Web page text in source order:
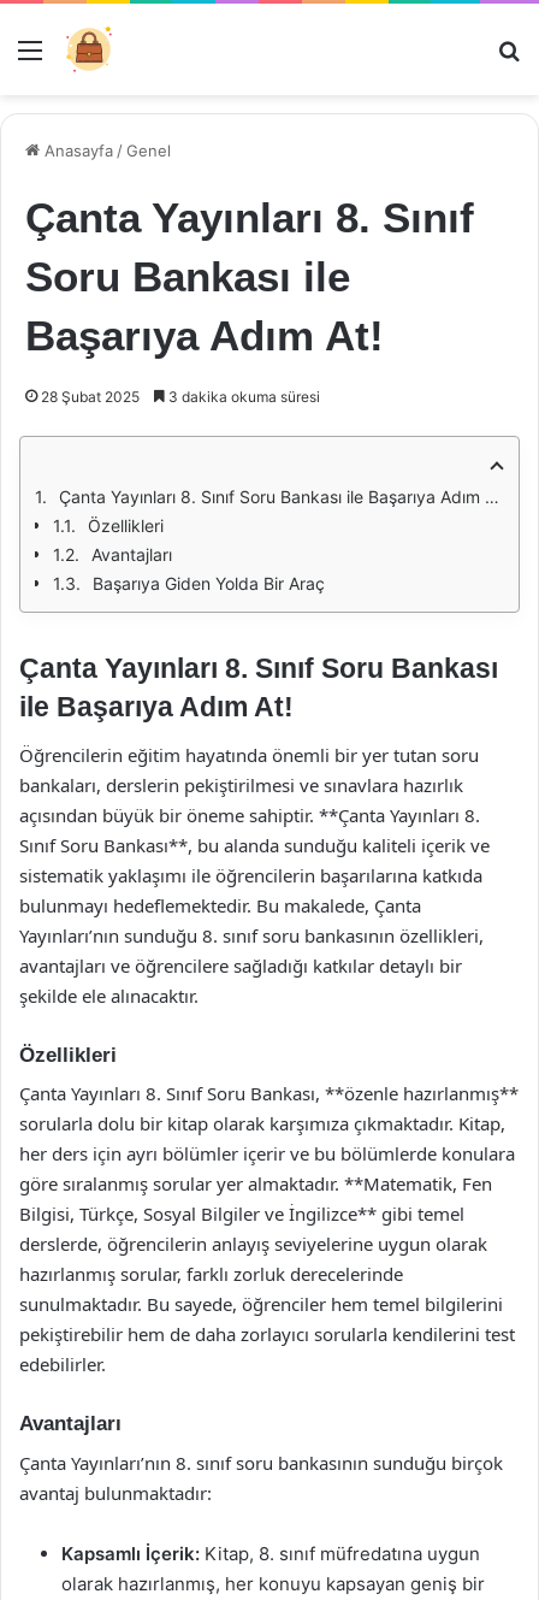
Menü
Anasayfa /Genel
Çanta Yayınları 8. Sınıf
Soru Bankası ile
Başarıya Adım At!
28 Şubat 2025 3 dakika okuma süresi
Çanta Yayınları 8. Sınıf Soru Bankası ile Başarıya Adım At!
Özellikleri
Avantajları
Başarıya Giden Yolda Bir Araç
Çanta Yayınları 8. Sınıf Soru Bankası
ile Başarıya Adım At!
Öğrencilerin eğitim hayatında önemli bir yer tutan soru
bankaları, derslerin pekiştirilmesi ve sınavlara hazırlık
açısından büyük bir öneme sahiptir. **Çanta Yayınları 8.
Sınıf Soru Bankası**, bu alanda sunduğu kaliteli içerik ve
sistematik yaklaşımı ile öğrencilerin başarılarına katkıda
bulunmayı hedeflemektedir. Bu makalede, Çanta
Yayınları’nın sunduğu 8. sınıf soru bankasının özellikleri,
avantajları ve öğrencilere sağladığı katkılar detaylı bir
şekilde ele alınacaktır.
Özellikleri
Çanta Yayınları 8. Sınıf Soru Bankası, **özenle hazırlanmış**
sorularla dolu bir kitap olarak karşımıza çıkmaktadır. Kitap,
her ders için ayrı bölümler içerir ve bu bölümlerde konulara
göre sıralanmış sorular yer almaktadır. **Matematik, Fen
Bilgisi, Türkçe, Sosyal Bilgiler ve İngilizce** gibi temel
derslerde, öğrencilerin anlayış seviyelerine uygun olarak
hazırlanmış sorular, farklı zorluk derecelerinde
sunulmaktadır. Bu sayede, öğrenciler hem temel bilgilerini
pekiştirebilir hem de daha zorlayıcı sorularla kendilerini test
edebilirler.
Avantajları
Çanta Yayınları’nın 8. sınıf soru bankasının sunduğu birçok
avantaj bulunmaktadır:
Kapsamlı İçerik: Kitap, 8. sınıf müfredatına uygun
olarak hazırlanmış, her konuyu kapsayan geniş bir